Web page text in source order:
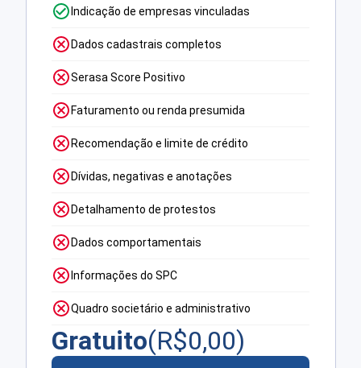
Indicação de empresas vinculadas
Dados cadastrais completos
Serasa Score Positivo
Faturamento ou renda presumida
Recomendação e limite de crédito
Dívidas, negativas e anotações
Detalhamento de protestos
Dados comportamentais
Informações do SPC
Quadro societário e administrativo
Gratuito(R$0,00)